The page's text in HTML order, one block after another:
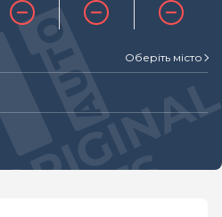
Оберіть місто